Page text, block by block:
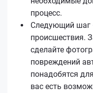
процесс.
Следующий шаг
происшествия.
сделайте
повреждений
понадобятся
вас есть